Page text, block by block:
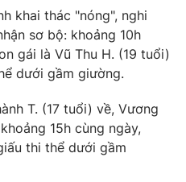
Podcast
Infographic
Shorts video
khai thác "nóng", nghi
sơ bộ: khoảng 10h
gái là Vũ Thu H. (19 tuổi)
dưới gầm giường.
T. (17 tuổi) về, Vương
15h cùng ngày,
thi thể dưới gầm